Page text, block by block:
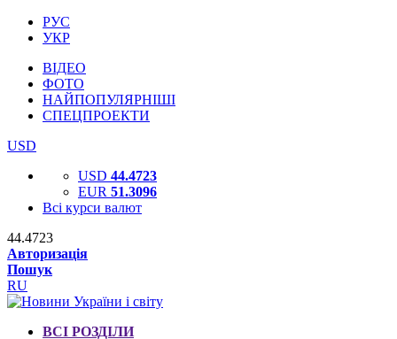
РУС
УКР
ВІДЕО
ФОТО
НАЙПОПУЛЯРНІШІ
СПЕЦПРОЕКТИ
USD
USD 44.4723
EUR 51.3096
Всі курси валют
44.4723
Авторизація
Пошук
RU
ВСІ РОЗДІЛИ